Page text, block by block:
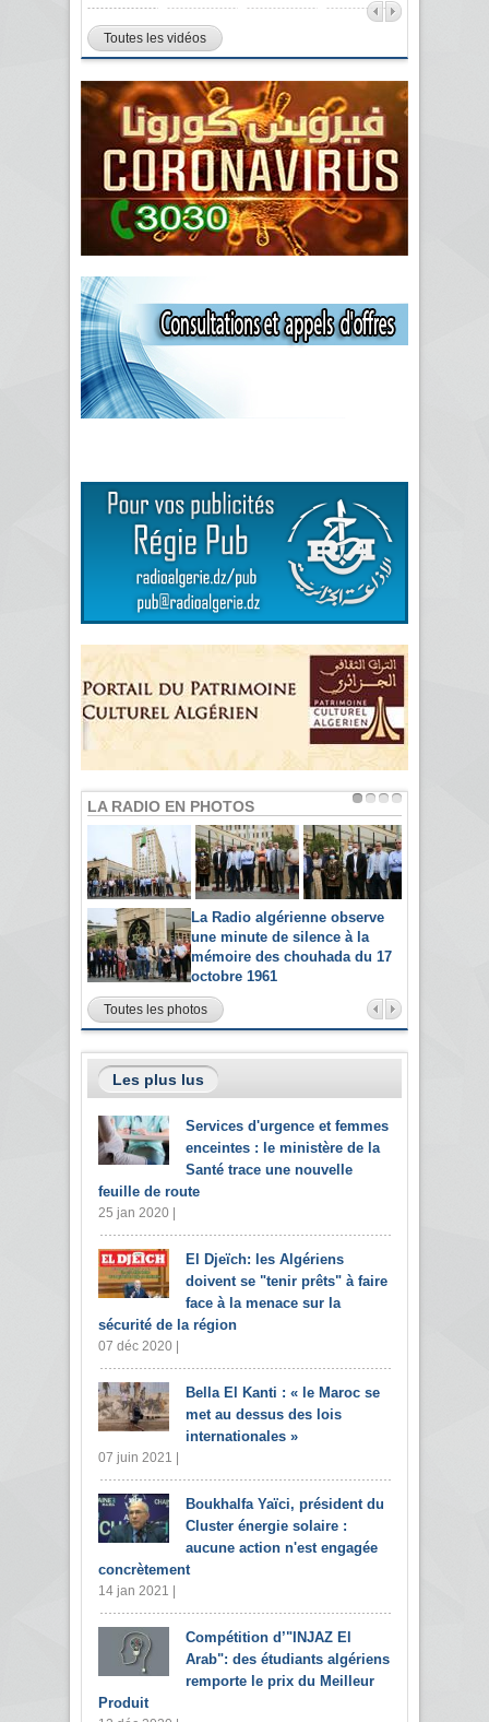
Toutes les vidéos
LA RADIO EN PHOTOS
La Radio algérienne observe
une minute de silence à la
mémoire des chouhada du 17
octobre 1961
Toutes les photos
Les plus lus
Services d'urgence et femmes
enceintes : le ministère de la
Santé trace une nouvelle
feuille de route
25 jan 2020 |
El Djeïch: les Algériens
doivent se "tenir prêts" à faire
face à la menace sur la
sécurité de la région
07 déc 2020 |
Bella El Kanti : « le Maroc se
met au dessus des lois
internationales »
07 juin 2021 |
Boukhalfa Yaïci, président du
Cluster énergie solaire :
aucune action n'est engagée
concrètement
14 jan 2021 |
Compétition d’"INJAZ El
Arab": des étudiants algériens
remporte le prix du Meilleur
Produit